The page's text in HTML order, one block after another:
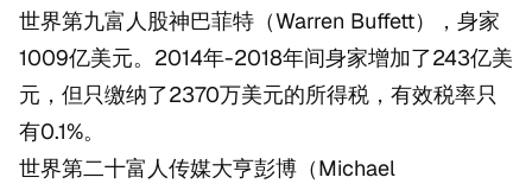
世界第九富人股神巴菲特（Warren Buffett），身家
1009亿美元。2014年-2018年间身家增加了243亿美
元，但只缴纳了2370万美元的所得税，有效税率只
有0.1%。
世界第二十富人传媒大亨彭博（Michael